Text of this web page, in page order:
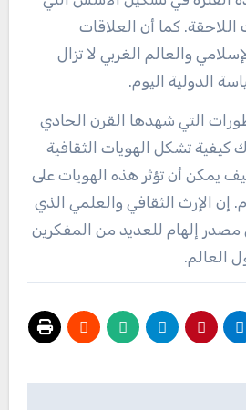
كما أن العلاقات
والعالم الغربي لا تزال
الدولية اليوم.
التي شهدها القرن الحادي
كيفية تشكل الهويات الثقافية
يمكن أن تؤثر هذه الهويات على
إن الإرث الثقافي والعلمي الذي
مصدر إلهام للعديد من المفكرين
العالم.